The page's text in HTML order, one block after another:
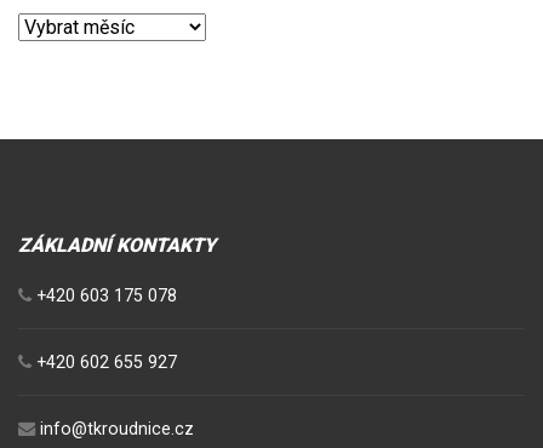
Archivy
ZÁKLADNÍ KONTAKTY
+420 603 175 078
+420 602 655 927
info@tkroudnice.cz